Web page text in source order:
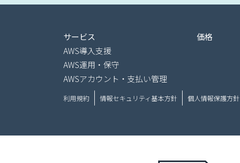
サービス
AWS導入支援
AWS運用・保守
AWSアカウント・支払い管理
価格
利用規約 情報セキュリティ基本方針 個人情報保護方針